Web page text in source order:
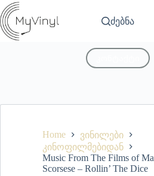
ძებნა
Home
ვინილები
კინოფილმებიდან
Music From The Films of
Scorsese – Rollin’ The Dice